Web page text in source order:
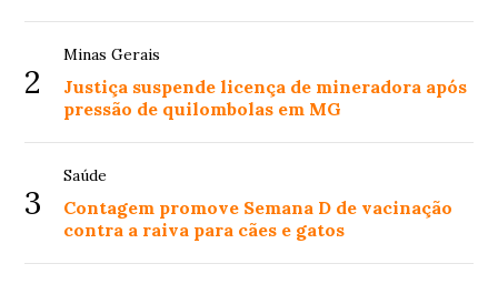
2
Minas Gerais
Justiça suspende licença de mineradora após
pressão de quilombolas em MG
3
Saúde
Contagem promove Semana D de vacinação
contra a raiva para cães e gatos